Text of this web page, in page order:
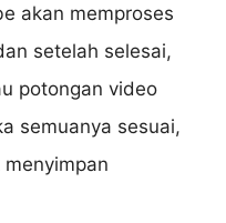
akan memproses
setelah selesai,
potongan video
semuanya sesuai,
menyimpan